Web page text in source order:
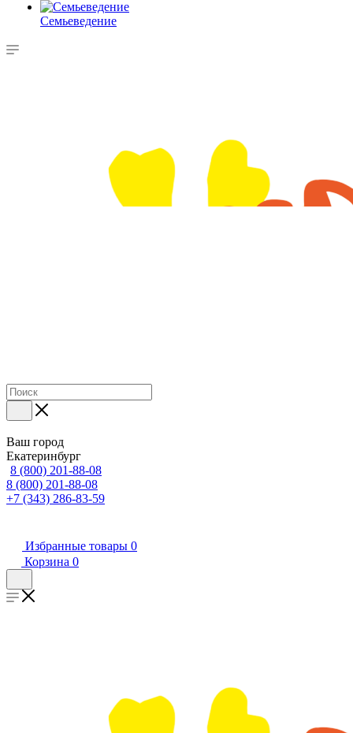
Семьеведение
Ваш город
Екатеринбург
8 (800) 201-88-08
8 (800) 201-88-08
+7 (343) 286-83-59
Избранные товары 0
Корзина 0